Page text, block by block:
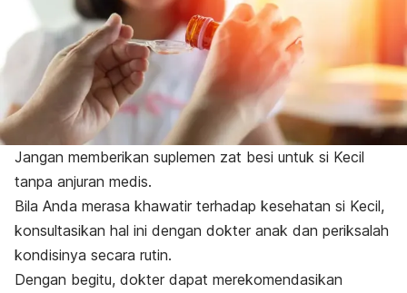
Jangan memberikan suplemen zat besi untuk si Kecil
tanpa anjuran medis.
Bila Anda merasa khawatir terhadap kesehatan si Kecil,
konsultasikan hal ini dengan dokter anak dan periksalah
kondisinya secara rutin.
Dengan begitu, dokter dapat merekomendasikan